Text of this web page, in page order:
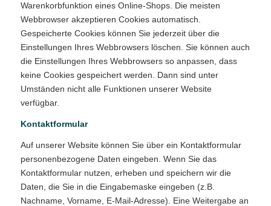
Warenkorbfunktion eines Online-Shops. Die meisten
Webbrowser akzeptieren Cookies automatisch.
Gespeicherte Cookies können Sie jederzeit über die
Einstellungen Ihres Webbrowsers löschen. Sie können auch
die Einstellungen Ihres Webbrowsers so anpassen, dass
keine Cookies gespeichert werden. Dann sind unter
Umständen nicht alle Funktionen unserer Website
verfügbar.
Kontaktformular
Auf unserer Website können Sie über ein Kontaktformular
personenbezogene Daten eingeben. Wenn Sie das
Kontaktformular nutzen, erheben und speichern wir die
Daten, die Sie in die Eingabemaske eingeben (z.B.
Nachname, Vorname, E-Mail-Adresse). Eine Weitergabe an